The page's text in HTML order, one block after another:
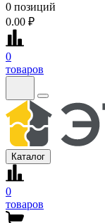
0 позиций
0.00 ₽
0
товаров
Каталог
0
товаров